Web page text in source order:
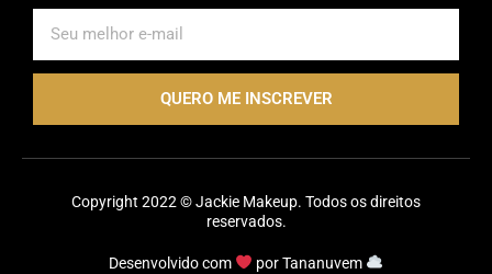
m
t
QUERO ME INSCREVER
Copyright 2022 © Jackie Makeup. Todos os direitos
reservados.
Desenvolvido com porTananuvem